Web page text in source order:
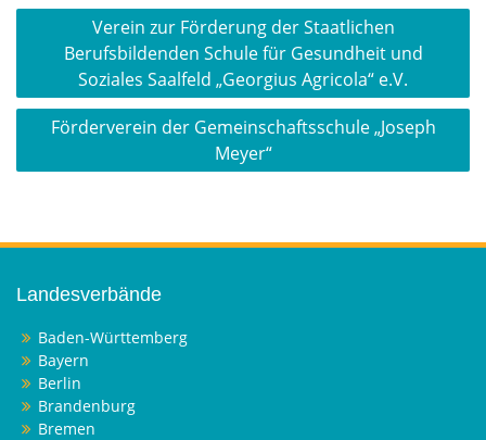
Beitragsnavigation
Verein zur Förderung der Staatlichen
Berufsbildenden Schule für Gesundheit und
Soziales Saalfeld „Georgius Agricola“ e.V.
Förderverein der Gemeinschaftsschule „Joseph
Meyer“
Landesverbände
Baden-Württemberg
Bayern
Berlin
Brandenburg
Bremen